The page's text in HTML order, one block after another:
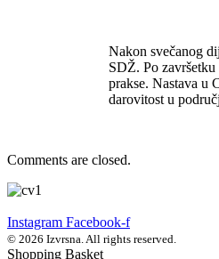
Nakon svečanog
SDŽ. Po
prakse. Nastava u
darovitost u
Comments are closed.
Instagram Facebook-f
© 2026 Izvrsna. All rights reserved.
Shopping Basket